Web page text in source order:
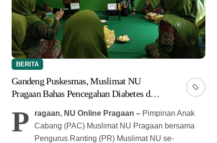
BERITA
Gandeng Puskesmas, Muslimat NU
Pragaan Bahas Pencegahan Diabetes dan
P ragaan, NU Online Pragaan – Pimpinan Anak
Cabang (PAC) Muslimat NU Pragaan bersama
Pengurus Ranting (PR) Muslimat NU se-